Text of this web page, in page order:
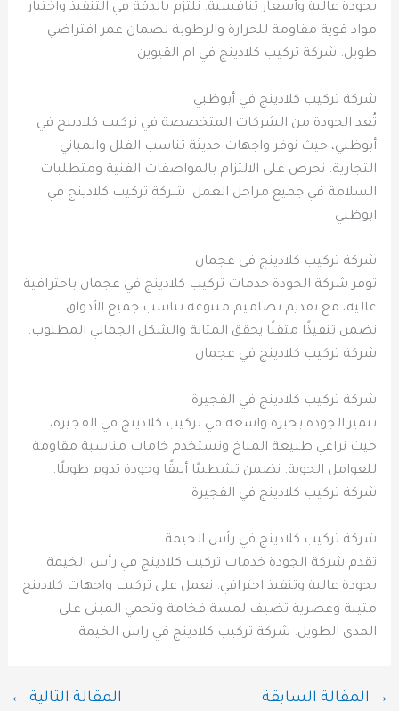
بجودة عالية وأسعار تنافسية. نلتزم بالدقة في التنفيذ واختيار
مواد قوية مقاومة للحرارة والرطوبة لضمان عمر افتراضي
طويل. شركة تركيب كلادينج في ام القيوين
شركة تركيب كلادينج في أبوظبي
تُعد الجودة من الشركات المتخصصة في تركيب كلادينج في
أبوظبي، حيث نوفر واجهات حديثة تناسب الفلل والمباني
التجارية. نحرص على الالتزام بالمواصفات الفنية ومتطلبات
السلامة في جميع مراحل العمل. شركة تركيب كلادينج في
ابوظبي
شركة تركيب كلادينج في عجمان
توفر شركة الجودة خدمات تركيب كلادينج في عجمان باحترافية
عالية، مع تقديم تصاميم متنوعة تناسب جميع الأذواق.
نضمن تنفيذًا متقنًا يحقق المتانة والشكل الجمالي المطلوب.
شركة تركيب كلادينج في عجمان
شركة تركيب كلادينج في الفجيرة
تتميز الجودة بخبرة واسعة في تركيب كلادينج في الفجيرة،
حيث نراعي طبيعة المناخ ونستخدم خامات مناسبة مقاومة
للعوامل الجوية. نضمن تشطيبًا أنيقًا وجودة تدوم طويلًا.
شركة تركيب كلادينج في الفجيرة
شركة تركيب كلادينج في رأس الخيمة
تقدم شركة الجودة خدمات تركيب كلادينج في رأس الخيمة
بجودة عالية وتنفيذ احترافي. نعمل على تركيب واجهات كلادينج
متينة وعصرية تضيف لمسة فخامة وتحمي المبنى على
المدى الطويل. شركة تركيب كلادينج في راس الخيمة
→ المقالة السابقة المقالة التالية ←